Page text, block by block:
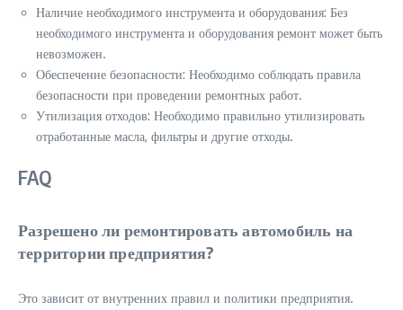
Наличие необходимого инструмента и оборудования: Без
необходимого инструмента и оборудования ремонт может быть
невозможен.
Обеспечение безопасности: Необходимо соблюдать правила
безопасности при проведении ремонтных работ.
Утилизация отходов: Необходимо правильно утилизировать
отработанные масла, фильтры и другие отходы.
FAQ
Разрешено ли ремонтировать автомобиль на
территории предприятия?
Это зависит от внутренних правил и политики предприятия.